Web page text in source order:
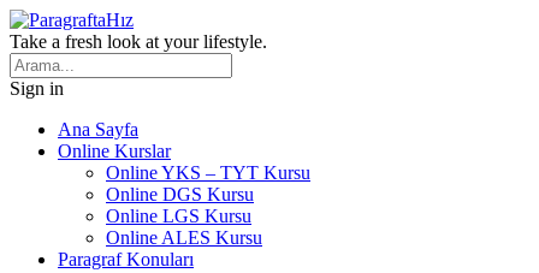
Take a fresh look at your lifestyle.
Sign in
Ana Sayfa
Online Kurslar
Online YKS – TYT Kursu
Online DGS Kursu
Online LGS Kursu
Online ALES Kursu
Paragraf Konuları